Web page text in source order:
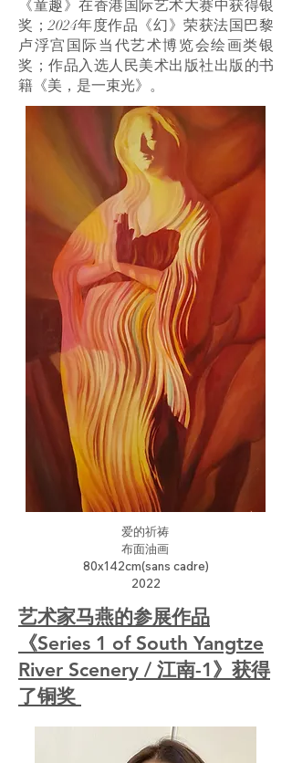
《童趣》在香港国际艺术大赛中获得银
奖；2024年度作品《幻》荣获法国巴黎
卢浮宫国际当代艺术博览会绘画类银
奖；作品入选人民美术出版社出版的书
籍《美，是一束光》。
爱的祈祷
布面油画
80x142cm(sans cadre)
2022
艺术家马燕的参展作品
《Series 1 of South Yangtze
River Scenery / 江南-1》获得
了铜奖